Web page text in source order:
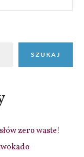
SZUKAJ
zero waste!